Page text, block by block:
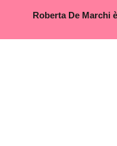
Roberta De Marchi